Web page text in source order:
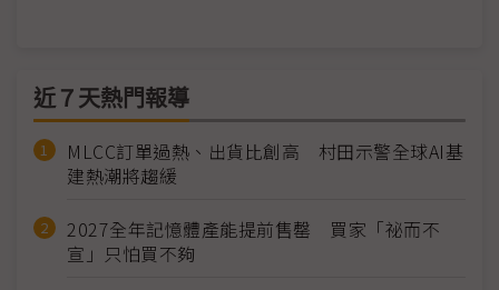
近７天熱門報導
MLCC訂單過熱、出貨比創高 村田示警全球AI基
建熱潮將趨緩
2027全年記憶體產能提前售罄 買家「祕而不
宣」只怕買不夠